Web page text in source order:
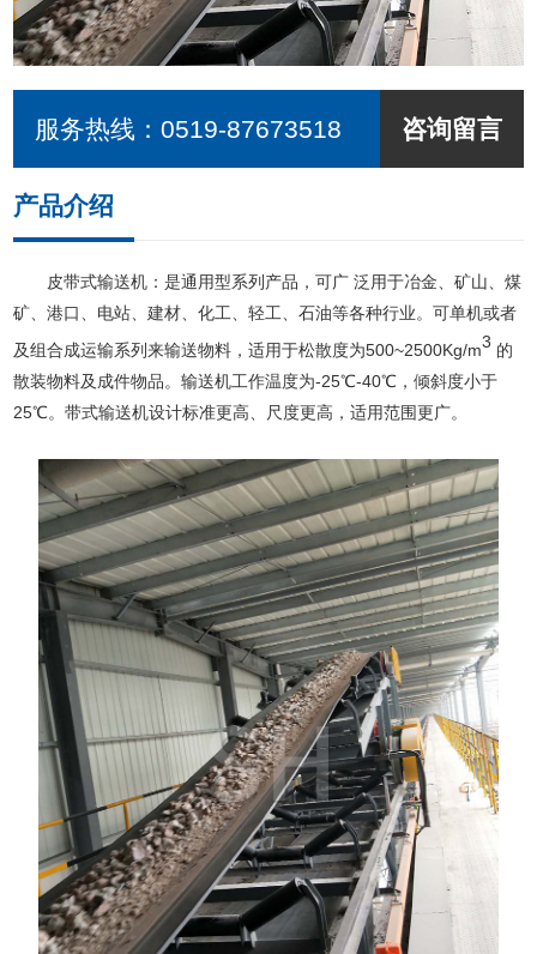
服务热线：0519-87673518 咨询留言
产品介绍
皮带式输送机：是通用型系列产品，可广 泛用于冶金、矿山、煤
矿、港口、电站、建材、化工、轻工、石油等各种行业。可单机或者
及组合成运输系列来输送物料，适用于松散度为500~2500Kg/m3 的
散装物料及成件物品。输送机工作温度为-25℃-40℃，倾斜度小于
25℃。带式输送机设计标准更高、尺度更高，适用范围更广。